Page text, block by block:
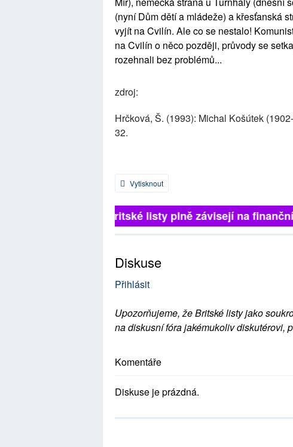
(nyní Dům dětí a mládeže) a křesťanská
vyjít na Cvilín. Ale co se nestalo!
na Cvilín o něco později, průvody se
rozehnali bez problémů...
zdroj:
Hrčková, Š. (1993): Michal Košútek
32.
Vytisknout
Britské listy plně závisejí na
Diskuse
Přihlásit
Upozorňujeme, že Britské listy jako
na diskusní fóra jakémukoliv diskutérovi,
Komentáře
Diskuse je prázdná.